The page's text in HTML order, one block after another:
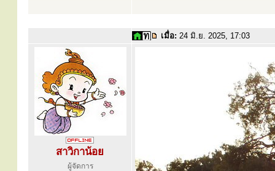
เมื่อ: 24 มิ.ย. 2025, 17:03
สาวิกาน้อย
ผู้จัดการ